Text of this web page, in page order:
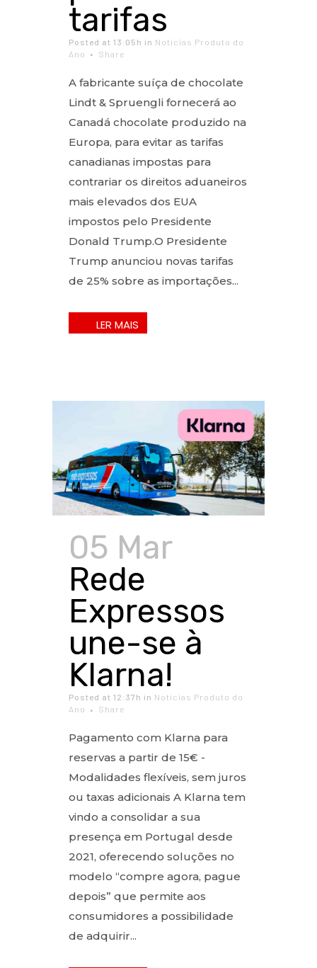
tarifas
Posted at 13:05h in Notícias Produto do
Ano
Share
A fabricante suíça de chocolate
Lindt & Spruengli fornecerá ao
Canadá chocolate produzido na
Europa, para evitar as tarifas
canadianas impostas para
contrariar os direitos aduaneiros
mais elevados dos EUA
impostos pelo Presidente
Donald Trump.O Presidente
Trump anunciou novas tarifas
de 25% sobre as importações...
05 Mar
Rede
Expressos
une-se à
Klarna!
Posted at 12:37h in Notícias Produto do
Ano
Share
Pagamento com Klarna para
reservas a partir de 15€ -
Modalidades flexíveis, sem juros
ou taxas adicionais A Klarna tem
vindo a consolidar a sua
presença em Portugal desde
2021, oferecendo soluções no
modelo “compre agora, pague
depois” que permite aos
consumidores a possibilidade
de adquirir...